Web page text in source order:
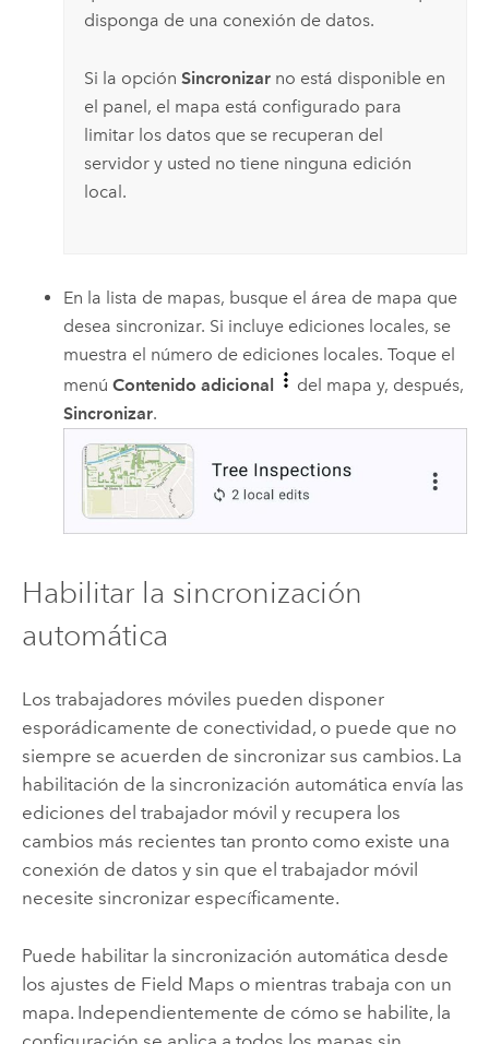
disponga de una conexión de datos.
Si la opción Sincronizarno está disponible en
el panel, el mapa está configurado para
limitar los datos que se recuperan del
servidor y usted no tiene ninguna edición
local.
En la lista de mapas, busque el área de mapa que
desea sincronizar. Si incluye ediciones locales, se
muestra el número de ediciones locales. Toque el
menúContenido adicional
del mapa y, después,
Sincronizar.
Habilitar la sincronización
automática
Los trabajadores móviles pueden disponer
esporádicamente de conectividad, o puede que no
siempre se acuerden de sincronizar sus cambios. La
habilitación de la sincronización automática envía las
ediciones del trabajador móvil y recupera los
cambios más recientes tan pronto como existe una
conexión de datos y sin que el trabajador móvil
necesite sincronizar específicamente.
Puede habilitar la sincronización automática desde
los ajustes de Field Maps o mientras trabaja con un
mapa. Independientemente de cómo se habilite, la